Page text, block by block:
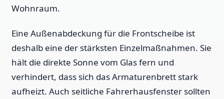
Wohnraum.
Eine Außenabdeckung für die Frontscheibe ist
deshalb eine der stärksten Einzelmaßnahmen. Sie
hält die direkte Sonne vom Glas fern und
verhindert, dass sich das Armaturenbrett stark
aufheizt. Auch seitliche Fahrerhausfenster sollten